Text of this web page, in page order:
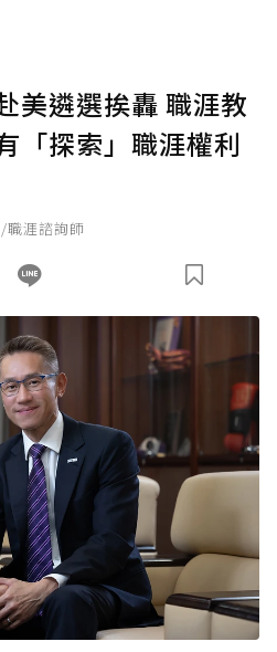
美遴選挨轟 職涯教
「探索」職涯權利
職涯諮詢師